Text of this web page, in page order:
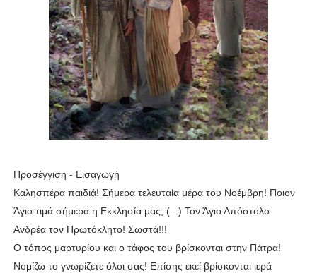
Προσέγγιση - Εισαγωγή
Καλησπέρα παιδιά! Σήμερα τελευταία μέρα του Νοέμβρη! Ποιον
Άγιο τιμά σήμερα η Εκκλησία μας; (...) Τον Άγιο Απόστολο
Ανδρέα τον Πρωτόκλητο! Σωστά!!!
Ο τόπος μαρτυρίου και ο τάφος του βρίσκονται στην Πάτρα!
Νομίζω το γνωρίζετε όλοι σας! Επίσης εκεί βρίσκονται ιερά